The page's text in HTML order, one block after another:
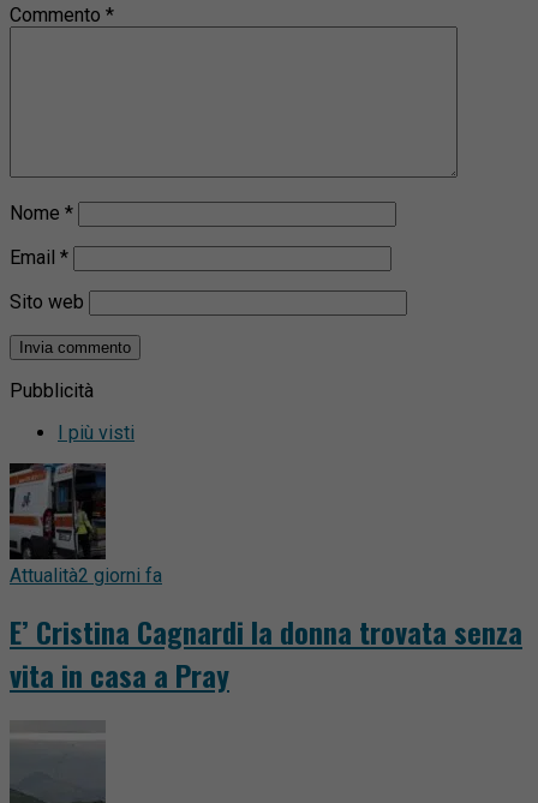
Commento *
Nome *
Email *
Sito web
Pubblicità
I più visti
Attualità2 giorni fa
E’ Cristina Cagnardi la donna trovata senza
vita in casa a Pray